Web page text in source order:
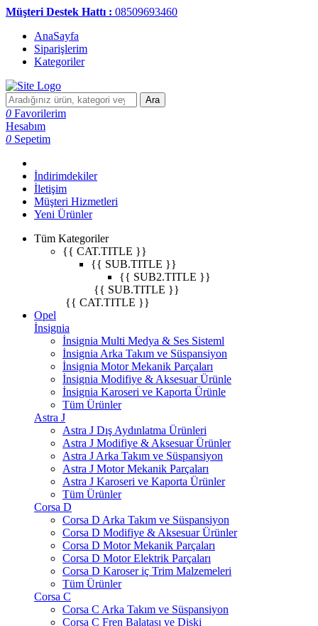
Müşteri Destek Hattı : 08509693460
AnaSayfa
Siparişlerim
Kategoriler
Ara
0 Favorilerim
Hesabım
0 Sepetim
İndirimdekiler
İletişim
Müşteri Hizmetleri
Yeni Ürünler
Tüm Kategoriler
{{ CAT.TITLE }}
{{ SUB.TITLE }}
{{ SUB2.TITLE }}
{{ SUB.TITLE }}
{{ CAT.TITLE }}
Opel
İnsignia
İnsignia Multi Medya & Ses Sisteml
İnsignia Arka Takım ve Süspansiyon
İnsignia Motor Mekanik Parçaları
İnsignia Modifiye & Aksesuar Ürünle
İnsignia Karoseri ve Kaporta Ürünle
Tüm Ürünler
Astra J
Astra J Dış Aydınlatma Ürünleri
Astra J Modifiye & Aksesuar Ürünler
Astra J Arka Takım ve Süspansiyon
Astra J Motor Mekanik Parçaları
Astra J Karoseri ve Kaporta Ürünler
Tüm Ürünler
Corsa D
Corsa D Arka Takım ve Süspansiyon
Corsa D Modifiye & Aksesuar Ürünler
Corsa D Motor Mekanik Parçaları
Corsa D Motor Elektrik Parçaları
Corsa D Karoser iç Trim Malzemeleri
Tüm Ürünler
Corsa C
Corsa C Arka Takım ve Süspansiyon
Corsa C Fren Balatası ve Diski